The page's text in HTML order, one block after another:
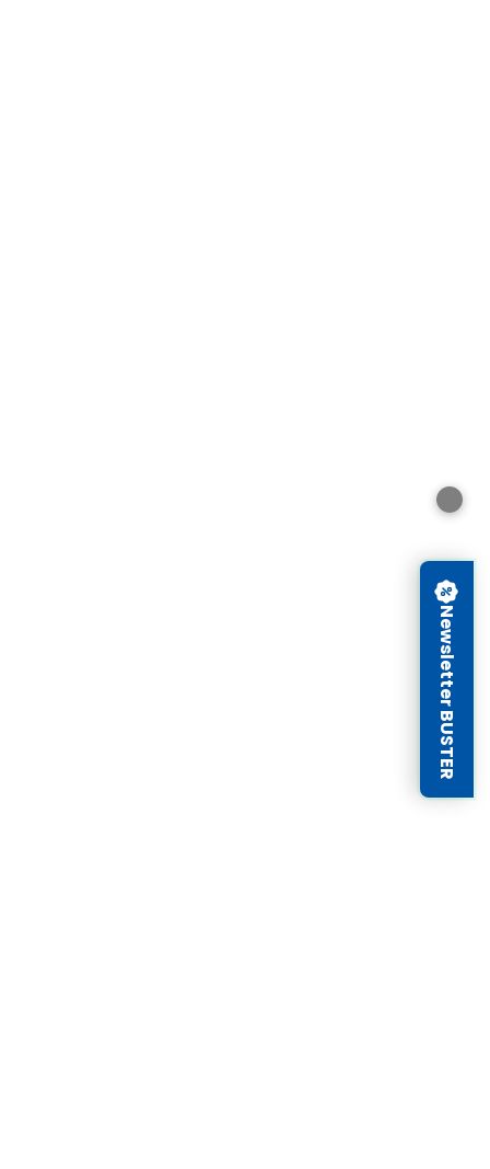
Newsletter BUSTER